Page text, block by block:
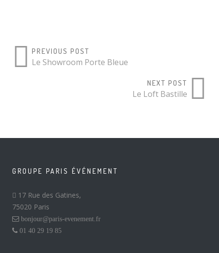
PREVIOUS POST
Le Showroom Porte Bleue
NEXT POST
Le Loft Bastille
GROUPE PARIS ÉVÉNEMENT
17 Rue des Gatines,
75020 Paris
bonjour@paris-evenement.fr
01 40 29 19 85